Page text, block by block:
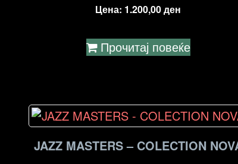
Цена: 1.200,00ден
Прочитај повеќе
JAZZ MASTERS – COLECTION